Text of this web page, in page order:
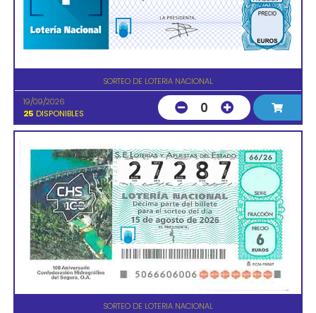
SORTEO DE LOTERIA NACIONAL
19/09/2026
25 DISPONIBLES 0
SORTEO DE LOTERIA NACIONAL